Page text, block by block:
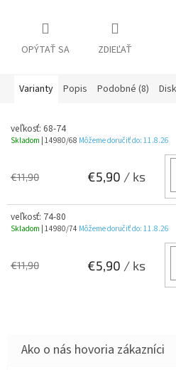
OPÝTAŤ SA ZDIEĽAŤ
Varianty Popis Podobné (8)
veľkosť: 68-74
Skladom | 14980/68 Môžeme doručiť do: 11.8.26
€11,90 €5,90 / ks
veľkosť: 74-80
Skladom | 14980/74 Môžeme doručiť do: 11.8.26
€11,90 €5,90 / ks